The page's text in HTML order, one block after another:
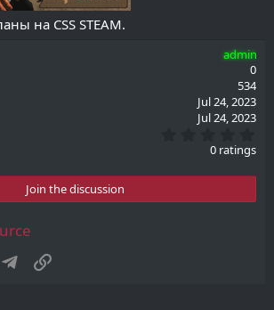
на CSS STEAM.
admin
0
534
Jul 24, 2023
Jul 24, 2023
.
0
t
0 ratings
Join the discussion
Telegram